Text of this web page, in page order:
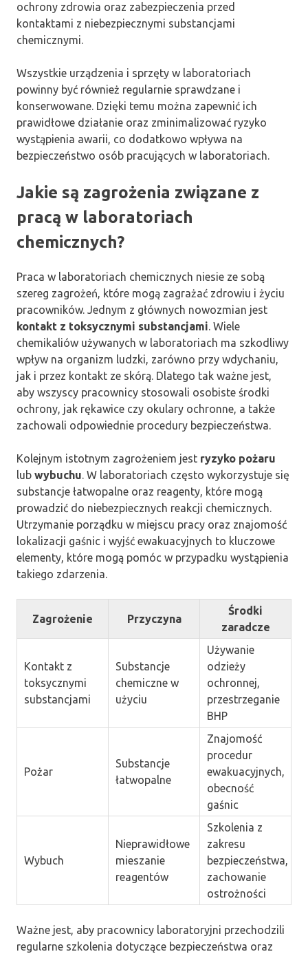
ochrony zdrowia oraz zabezpieczenia przed
kontaktami z niebezpiecznymi substancjami
chemicznymi.
Wszystkie urządzenia i sprzęty w laboratoriach
powinny być również regularnie sprawdzane i
konserwowane. Dzięki temu można zapewnić ich
prawidłowe działanie oraz zminimalizować ryzyko
wystąpienia awarii, co dodatkowo wpływa na
bezpieczeństwo osób pracujących w laboratoriach.
Jakie są zagrożenia związane z
pracą w laboratoriach
chemicznych?
Praca w laboratoriach chemicznych niesie ze sobą
szereg zagrożeń, które mogą zagrażać zdrowiu i życiu
pracowników. Jednym z głównych nowozmian jest
kontakt z toksycznymi substancjami. Wiele
chemikaliów używanych w laboratoriach ma szkodliwy
wpływ na organizm ludzki, zarówno przy wdychaniu,
jak i przez kontakt ze skórą. Dlatego tak ważne jest,
aby wszyscy pracownicy stosowali osobiste środki
ochrony, jak rękawice czy okulary ochronne, a także
zachowali odpowiednie procedury bezpieczeństwa.
Kolejnym istotnym zagrożeniem jest ryzyko pożaru
lub wybuchu. W laboratoriach często wykorzystuje się
substancje łatwopalne oraz reagenty, które mogą
prowadzić do niebezpiecznych reakcji chemicznych.
Utrzymanie porządku w miejscu pracy oraz znajomość
lokalizacji gaśnic i wyjść ewakuacyjnych to kluczowe
elementy, które mogą pomóc w przypadku wystąpienia
takiego zdarzenia.
Zagrożenie Przyczyna
Środki
zaradcze
Kontakt z
toksycznymi
substancjami
Substancje
chemiczne w
użyciu
Używanie
odzieży
ochronnej,
przestrzeganie
BHP
Pożar
Substancje
łatwopalne
Znajomość
procedur
ewakuacyjnych,
obecność
gaśnic
Wybuch
Nieprawidłowe
mieszanie
reagentów
Szkolenia z
zakresu
bezpieczeństwa,
zachowanie
ostrożności
Ważne jest, aby pracownicy laboratoryjni przechodzili
regularne szkolenia dotyczące bezpieczeństwa oraz